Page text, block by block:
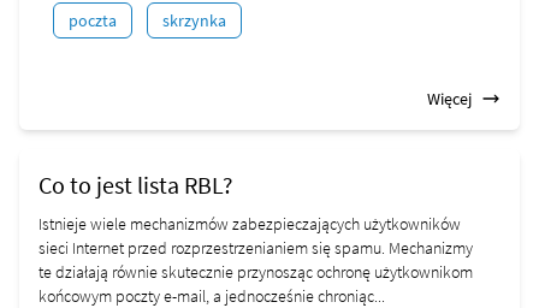
poczta skrzynka
Więcej
Co to jest lista RBL?
Istnieje wiele mechanizmów zabezpieczających użytkowników
sieci Internet przed rozprzestrzenianiem się spamu. Mechanizmy
te działają równie skutecznie przynosząc ochronę użytkownikom
końcowym poczty e-mail, a jednocześnie chroniąc...